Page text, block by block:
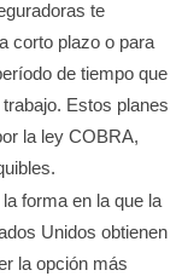
te
corto plazo o para
de tiempo que
Estos planes
la ley COBRA,
forma en la que la
Unidos obtienen
la opción más